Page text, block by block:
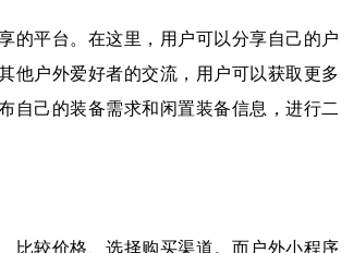
的平台。在这里，用户可以分享自己的户
他户外爱好者的交流，用户可以获取更多
自己的装备需求和闲置装备信息，进行二
比较价格、选择购买渠道。而户外小程序